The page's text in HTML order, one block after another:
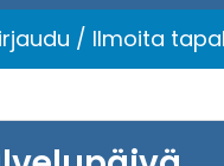
/ Ilmoita